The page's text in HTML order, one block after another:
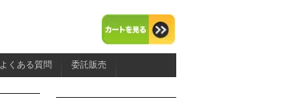
よくある質問 委託販売